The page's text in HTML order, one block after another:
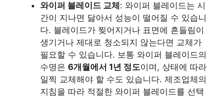
와이퍼 블레이드 교체: 와이퍼 블레이드는 시
간이 지나면 닳아서 성능이 떨어질 수 있습니
다. 블레이드가 찢어지거나 표면에 흔들림이
생기거나 제대로 청소되지 않는다면 교체가
필요할 수 있습니다. 보통 와이퍼 블레이드의
수명은 6개월에서 1년 정도이며, 상태에 따라
일찍 교체해야 할 수도 있습니다. 제조업체의
지침을 따라 적절한 와이퍼 블레이드를 선택